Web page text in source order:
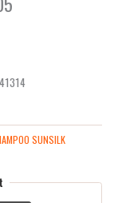
SUNSILK